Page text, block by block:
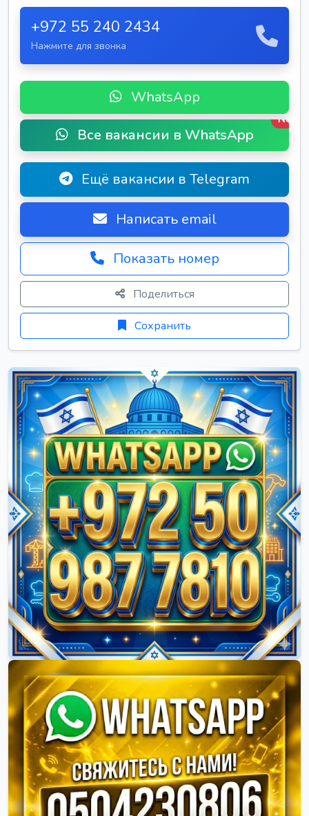
+972 55 240 2434
Нажмите для звонка
WhatsApp
Все вакансии в WhatsApp
New
Ещё вакансии в Telegram
Написать email
Показать номер
Поделиться
Сохранить